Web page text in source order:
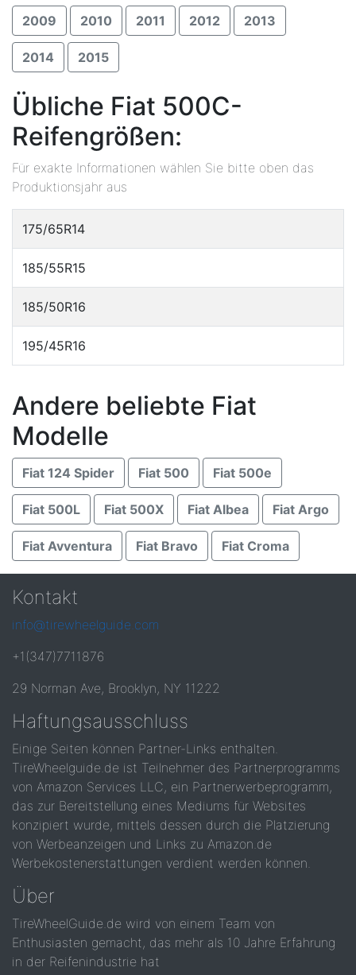
2009 2010 2011 2012 2013
2014 2015
Übliche Fiat 500C-
Reifengrößen:
Für exakte Informationen wählen Sie bitte oben das
Produktionsjahr aus
175/65R14
185/55R15
185/50R16
195/45R16
Andere beliebte Fiat
Modelle
Fiat 124 Spider Fiat 500 Fiat 500e
Fiat 500L Fiat 500X Fiat Albea Fiat Argo
Fiat Avventura Fiat Bravo Fiat Croma
Kontakt
info@tirewheelguide.com
+1(347)7711876
29 Norman Ave, Brooklyn, NY 11222
Haftungsausschluss
Einige Seiten können Partner-Links enthalten.
TireWheelguide.de ist Teilnehmer des Partnerprogramms
von Amazon Services LLC, ein Partnerwerbeprogramm,
das zur Bereitstellung eines Mediums für Websites
konzipiert wurde, mittels dessen durch die Platzierung
von Werbeanzeigen und Links zu Amazon.de
Werbekostenerstattungen verdient werden können.
Über
TireWheelGuide.de wird von einem Team von
Enthusiasten gemacht, das mehr als 10 Jahre Erfahrung
in der Reifenindustrie hat